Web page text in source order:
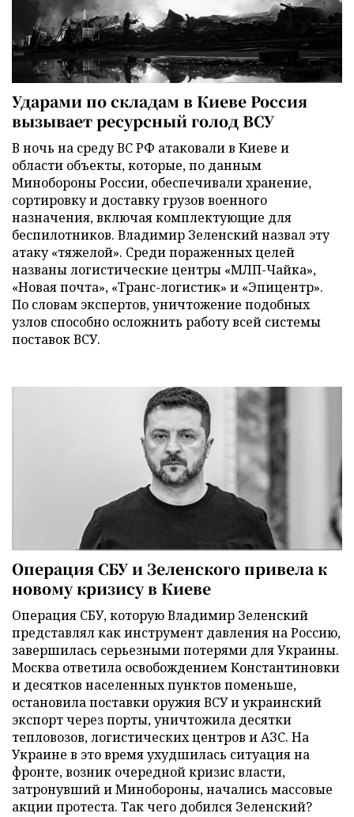
Ударами по складам в Киеве Россия
вызывает ресурсный голод ВСУ
В ночь на среду ВС РФ атаковали в Киеве и
области объекты, которые, по данным
Минобороны России, обеспечивали хранение,
сортировку и доставку грузов военного
назначения, включая комплектующие для
беспилотников. Владимир Зеленский назвал эту
атаку «тяжелой». Среди пораженных целей
названы логистические центры «МЛП-Чайка»,
«Новая почта», «Транс-логистик» и «Эпицентр».
По словам экспертов, уничтожение подобных
узлов способно осложнить работу всей системы
поставок ВСУ.
Операция СБУ и Зеленского привела к
новому кризису в Киеве
Операция СБУ, которую Владимир Зеленский
представлял как инструмент давления на Россию,
завершилась серьезными потерями для Украины.
Москва ответила освобождением Константиновки
и десятков населенных пунктов поменьше,
остановила поставки оружия ВСУ и украинский
экспорт через порты, уничтожила десятки
тепловозов, логистических центров и АЗС. На
Украине в это время ухудшилась ситуация на
фронте, возник очередной кризис власти,
затронувший и Минобороны, начались массовые
акции протеста. Так чего добился Зеленский?